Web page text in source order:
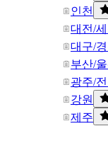
인천
대전/
대구/
부산/
광주/
강원
제주